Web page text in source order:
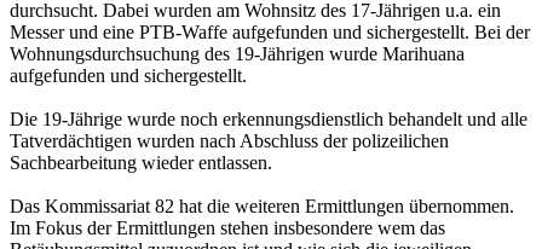
durchsucht. Dabei wurden am Wohnsitz des 17-Jährigen u.a. ein
Messer und eine PTB-Waffe aufgefunden und sichergestellt. Bei der
Wohnungsdurchsuchung des 19-Jährigen wurde Marihuana
aufgefunden und sichergestellt.
Die 19-Jährige wurde noch erkennungsdienstlich behandelt und alle
Tatverdächtigen wurden nach Abschluss der polizeilichen
Sachbearbeitung wieder entlassen.
Das Kommissariat 82 hat die weiteren Ermittlungen übernommen.
Im Fokus der Ermittlungen stehen insbesondere wem das